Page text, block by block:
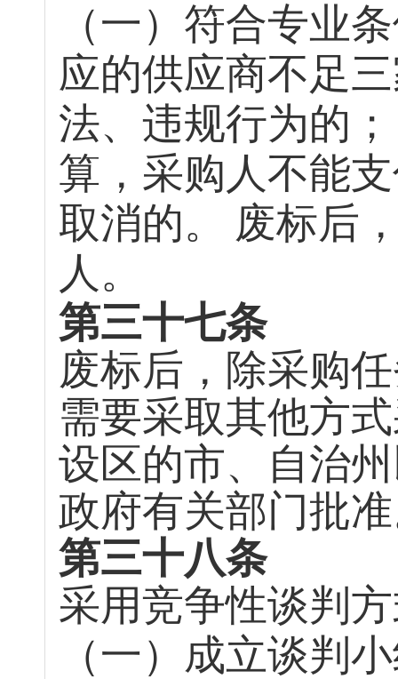
（一）符合专业
应的供应商不足
法、违规行为的；
算，采购人不能
取消的。
废标后
人。
第三十七条
废标后，除采购
需要采取其他方
设区的市、自治
政府有关部门批
第三十八条
采用竞争性谈判
（一）成立谈判